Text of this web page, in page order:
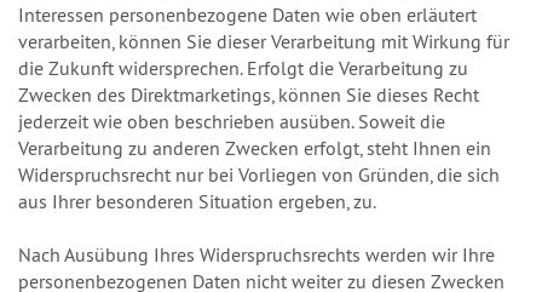
Interessen personenbezogene Daten wie oben erläutert
verarbeiten, können Sie dieser Verarbeitung mit Wirkung für
die Zukunft widersprechen. Erfolgt die Verarbeitung zu
Zwecken des Direktmarketings, können Sie dieses Recht
jederzeit wie oben beschrieben ausüben. Soweit die
Verarbeitung zu anderen Zwecken erfolgt, steht Ihnen ein
Widerspruchsrecht nur bei Vorliegen von Gründen, die sich
aus Ihrer besonderen Situation ergeben, zu.
Nach Ausübung Ihres Widerspruchsrechts werden wir Ihre
personenbezogenen Daten nicht weiter zu diesen Zwecken